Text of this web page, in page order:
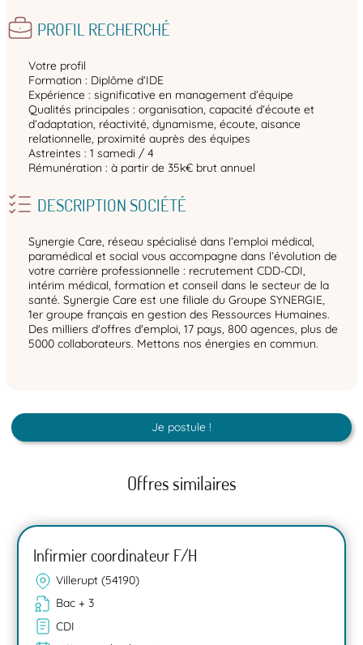
PROFIL RECHERCHÉ
Votre profil
Formation : Diplôme d’IDE
Expérience : significative en management d’équipe
Qualités principales : organisation, capacité d’écoute et
d’adaptation, réactivité, dynamisme, écoute, aisance
relationnelle, proximité auprès des équipes
Astreintes : 1 samedi / 4
Rémunération : à partir de 35k€ brut annuel
DESCRIPTION SOCIÉTÉ
Synergie Care, réseau spécialisé dans l’emploi médical,
paramédical et social vous accompagne dans l’évolution de
votre carrière professionnelle : recrutement CDD-CDI,
intérim médical, formation et conseil dans le secteur de la
santé. Synergie Care est une filiale du Groupe SYNERGIE,
1er groupe français en gestion des Ressources Humaines.
Des milliers d'offres d'emploi, 17 pays, 800 agences, plus de
5000 collaborateurs. Mettons nos énergies en commun.
Je postule !
Offres similaires
Infirmier coordinateur F/H
Villerupt (54190)
Bac + 3
CDI